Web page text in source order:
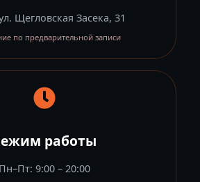
Щегловская Засека, 31
по предварительной записи
работы
Пн–Пт: 9:00 – 20:00